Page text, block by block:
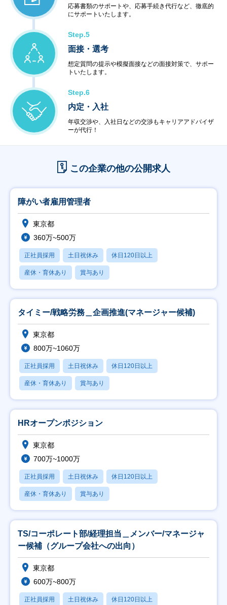
応募書類のサポートや、応募手続き代行など、徹底的
にサポートいたします。
Step.5
面接・選考
想定質問の提示や模擬面接などの面接対策で、サポー
トいたします。
Step.6
内定・入社
年収交渉や、入社日などの交渉もキャリアアドバイザ
ーが代行！
この企業の他の公開求人
障がい者雇用管理者
東京都
360万~500万
正社員採用 土日祝休み 休日120日以上
産休・育休あり 賞与あり
タイミー/戦略労務＿企画推進(マネージャー候補)
東京都
800万~1060万
正社員採用 土日祝休み 休日120日以上
産休・育休あり 賞与あり
HRオープンポジション
東京都
700万~1000万
正社員採用 土日祝休み 休日120日以上
産休・育休あり 賞与あり
TS/コーポレート部/経理担当＿メンバー/マネージャ
ー候補（グループ会社への出向）
東京都
600万~800万
正社員採用 土日祝休み 休日120日以上